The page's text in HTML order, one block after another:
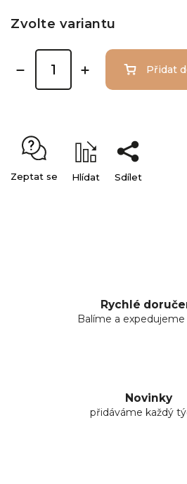
Zvolte variantu
Přidat
Zeptat se Hlídat Sdílet
Rychlé
Balíme a expedujeme
Novinky
přidáváme každý